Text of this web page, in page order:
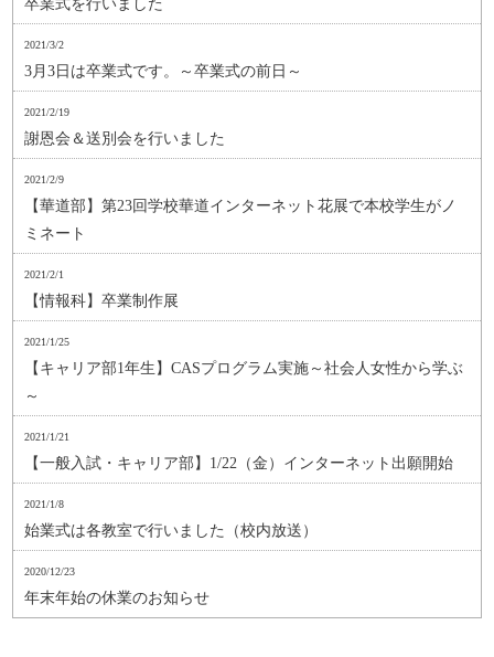
卒業式を行いました
2021/3/2
3月3日は卒業式です。～卒業式の前日～
2021/2/19
謝恩会＆送別会を行いました
2021/2/9
【華道部】第23回学校華道インターネット花展で本校学生がノ
ミネート
2021/2/1
【情報科】卒業制作展
2021/1/25
【キャリア部1年生】CASプログラム実施～社会人女性から学ぶ
～
2021/1/21
【一般入試・キャリア部】1/22（金）インターネット出願開始
2021/1/8
始業式は各教室で行いました（校内放送）
2020/12/23
年末年始の休業のお知らせ